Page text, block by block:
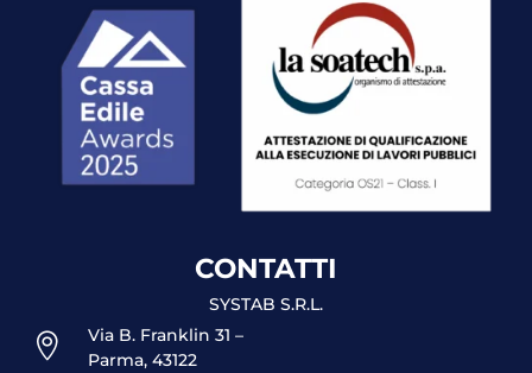
CONTATTI
SYSTAB S.R.L.

Via B. Franklin 31 –
Parma, 43122